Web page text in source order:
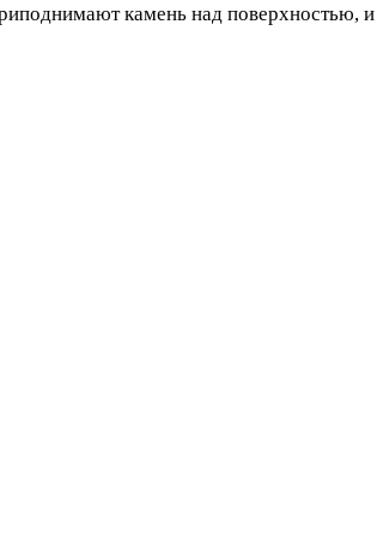
камень над поверхностью, и